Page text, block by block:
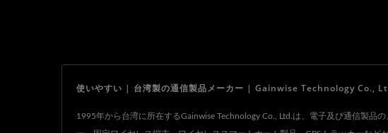
を高めます。
使いやすい | 台湾製の通信製品メーカー | Gainwise Technology Co.,
1995年から台湾に所在するGainwise Technology Co., Ltd.は、電子及び通信製